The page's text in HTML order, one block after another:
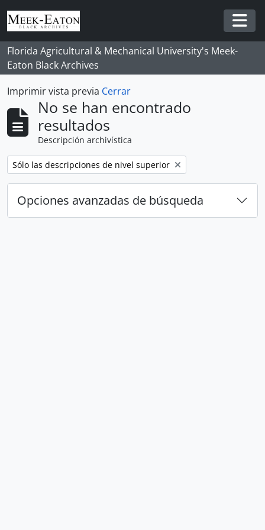
Skip to main content
Florida Agricultural & Mechanical University's Meek-
Eaton Black Archives
Imprimir vista previa Cerrar
No se han encontrado
resultados
Descripción archivística
Remove filter:
Sólo las descripciones de nivel superior
Opciones avanzadas de búsqueda